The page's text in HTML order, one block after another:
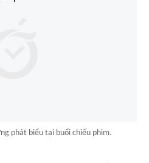
phát biểu tại buổi chiếu phim.